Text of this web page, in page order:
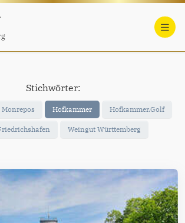
Stichwörter:
Hofkammer Hofkammer.Golf
Weingut Württemberg